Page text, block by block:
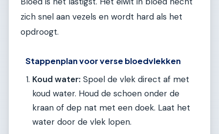
zich snel aan vezels en wordt hard als het
opdroogt.
Stappenplan voor verse bloedvlekken
Koud water: Spoel de vlek direct af met
koud water. Houd de schoen onder de
kraan of dep nat met een doek. Laat het
water door de vlek lopen.